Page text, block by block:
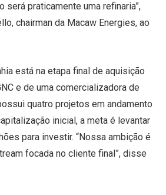
será praticamente uma refinaria”,
chairman da Macaw Energies, ao
está na etapa final de aquisição
e de uma comercializadora de
quatro projetos em andamento
inicial, a meta é levantar
para investir. “Nossa ambição é
focada no cliente final”, disse